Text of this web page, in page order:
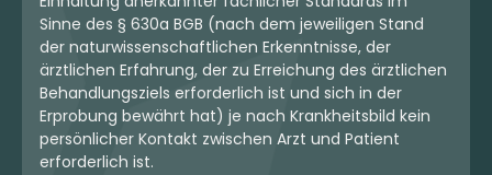
Sinne des § 630a BGB (nach dem jeweiligen Stand
der naturwissenschaftlichen Erkenntnisse, der
ärztlichen Erfahrung, der zu Erreichung des ärztlichen
Behandlungsziels erforderlich ist und sich in der
Erprobung bewährt hat) je nach Krankheitsbild kein
persönlicher Kontakt zwischen Arzt und Patient
erforderlich ist.